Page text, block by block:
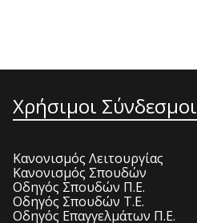
Χρήσιμοι Σύνδεσμοι
Κανονισμός Λειτουργίας
Κανονισμός Σπουδών
Οδηγός Σπουδών Π.Ε.
Οδηγός Σπουδών Τ.Ε.
Οδηγός Επαγγελμάτων Π.Ε.